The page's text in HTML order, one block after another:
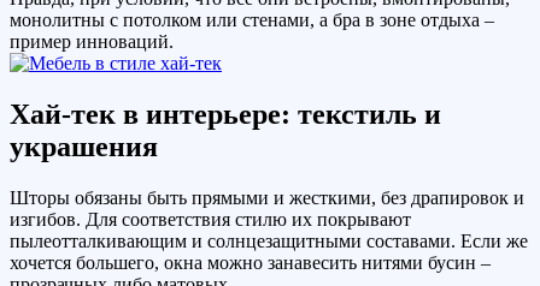
монолитны с потолком или стенами, а бра в зоне отдыха –
пример инноваций.
Хай-тек в интерьере: текстиль и
украшения
Шторы обязаны быть прямыми и жесткими, без драпировок и
изгибов. Для соответствия стилю их покрывают
пылеотталкивающим и солнцезащитными составами. Если же
хочется большего, окна можно занавесить нитями бусин –